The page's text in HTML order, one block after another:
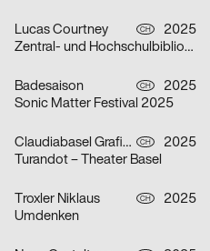
Lucas Courtney CH
2025
Zentral- und Hochschulbibliothek Luzern
Badesaison CH
2025
Sonic Matter Festival 2025
Claudiabasel Grafik + Interaktion CH
2025
Turandot – Theater Basel
Troxler Niklaus CH
2025
Umdenken